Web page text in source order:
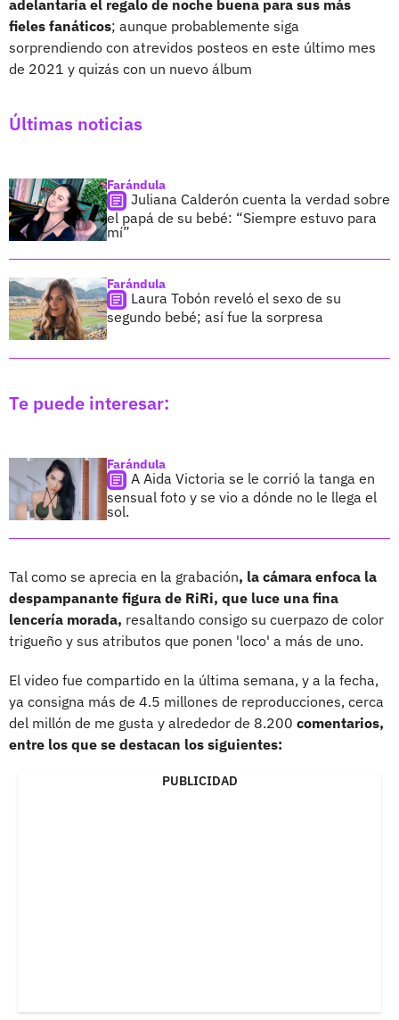
adelantaría el regalo de noche buena para sus más
fieles fanáticos; aunque probablemente siga
sorprendiendo con atrevidos posteos en este último mes
de 2021 y quizás con un nuevo álbum
Últimas noticias
Farándula
Juliana Calderón cuenta la verdad sobre
el papá de su bebé: “Siempre estuvo para
mí”
Farándula
Laura Tobón reveló el sexo de su
segundo bebé; así fue la sorpresa
Te puede interesar:
Farándula
A Aida Victoria se le corrió la tanga en
sensual foto y se vio a dónde no le llega el
sol.
Tal como se aprecia en la grabación, la cámara enfoca la
despampanante figura de RiRi, que luce una fina
lencería morada, resaltando consigo su cuerpazo de color
trigueño y sus atributos que ponen 'loco' a más de uno.
El video fue compartido en la última semana, y a la fecha,
ya consigna más de 4.5 millones de reproducciones, cerca
del millón de me gusta y alrededor de 8.200 comentarios,
entre los que se destacan los siguientes:
PUBLICIDAD